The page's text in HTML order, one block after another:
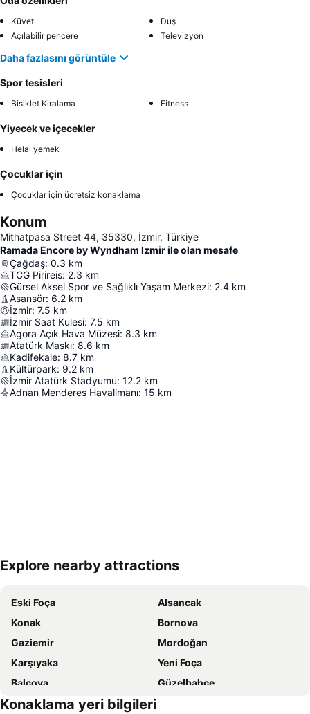
Küvet
Duş
Açılabilir pencere
Televizyon
Daha fazlasını görüntüle
Spor tesisleri
Bisiklet Kiralama Fitness
Yiyecek ve içecekler
Helal yemek
Çocuklar için
Çocuklar için ücretsiz konaklama
Konum
Mithatpasa Street 44, 35330, İzmir, Türkiye
Ramada Encore by Wyndham Izmir ile olan mesafe
Çağdaş: 0.3 km
TCG Pirireis: 2.3 km
Gürsel Aksel Spor ve Sağlıklı Yaşam Merkezi: 2.4 km
Asansör: 6.2 km
İzmir: 7.5 km
İzmir Saat Kulesi: 7.5 km
Agora Açık Hava Müzesi: 8.3 km
Atatürk Maskı: 8.6 km
Kadifekale: 8.7 km
Kültürpark: 9.2 km
İzmir Atatürk Stadyumu: 12.2 km
Adnan Menderes Havalimanı: 15 km
Haritayı genişlet
Explore nearby attractions
Eski Foça
Alsancak
Konak
Bornova
Gaziemir
Mordoğan
Karşıyaka
Yeni Foça
Balçova
Güzelbahçe
İzmir Adnan Menderes Havalimanı
Konaklama yeri bilgileri